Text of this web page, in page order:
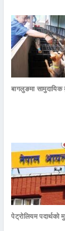
बागलुङमा
पेट्रोलियम पदार्थको